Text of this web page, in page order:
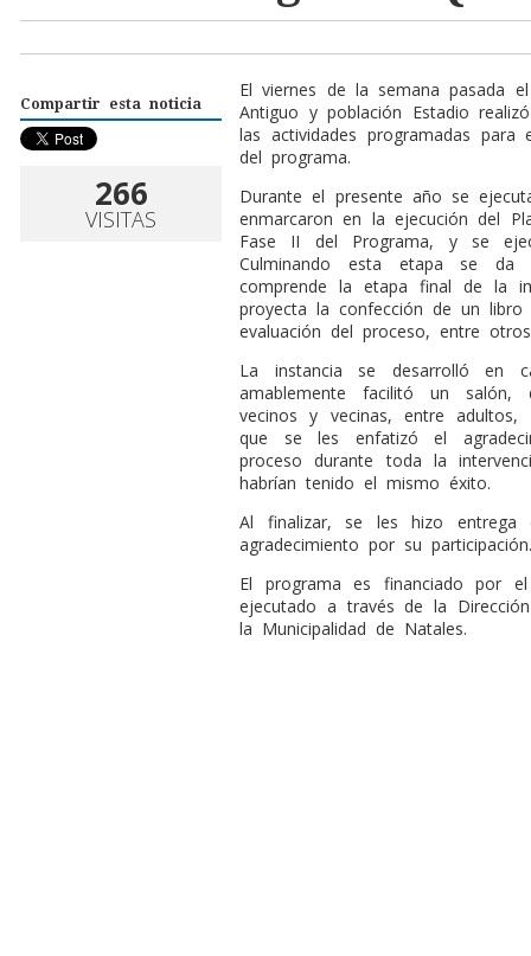
Compartir esta noticia
266
VISITAS
El viernes de la semana pasada
Antiguo y población Estadio
las actividades programadas
del programa.
Durante el presente año se
enmarcaron en la ejecución del
Fase II del Programa, y se
Culminando esta etapa se
comprende la etapa final de la
proyecta la confección de un
evaluación del proceso, entre
La instancia se desarrolló en
amablemente facilitó un
vecinos y vecinas, entre
que se les enfatizó el
proceso durante toda la
habrían tenido el mismo éxito.
Al finalizar, se les hizo entrega
agradecimiento por su participación.
El programa es financiado por
ejecutado a través de la
la Municipalidad de Natales.